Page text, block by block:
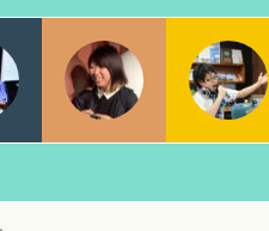
フト株式会社
リスト
宇都宮佑亮 ちゃんとく
dotstudio株式会社